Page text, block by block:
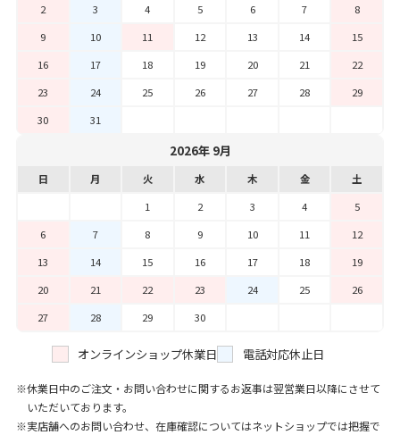
2
3 4 5 6 7
8
9
10 11 12 13 14
15
16
17 18 19 20 21
22
23
24 25 26 27 28
29
30
31
2026年 9月
日 月 火 水 木 金
土
1
2 3 4
5
6
7 8 9 10 11
12
13
14 15 16 17 18
19
20
21 22 23 24 25
26
27
28 29 30
オンラインショップ休業日 電話対応休止日
休業日中のご注文・お問い合わせに関するお返事は翌営業日以降にさせて
いただいております。
実店舗へのお問い合わせ、在庫確認についてはネットショップでは把握で